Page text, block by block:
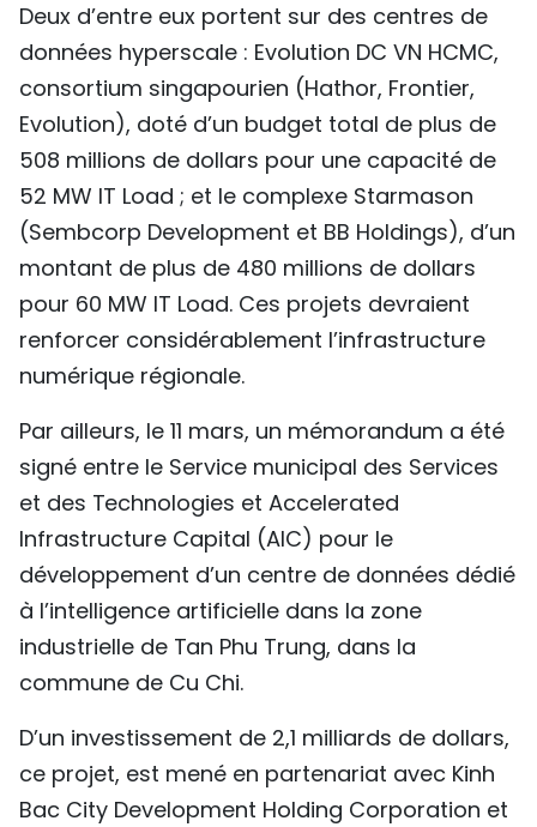
中文
РУССКИЙ
ESPAÑOL
Deux d’entre eux portent sur des centres de
données hyperscale : Evolution DC VN HCMC,
consortium singapourien (Hathor, Frontier,
Evolution), doté d’un budget total de plus de
508 millions de dollars pour une capacité de
52 MW IT Load ; et le complexe Starmason
(Sembcorp Development et BB Holdings), d’un
montant de plus de 480 millions de dollars
pour 60 MW IT Load. Ces projets devraient
renforcer considérablement l’infrastructure
numérique régionale.
Par ailleurs, le 11 mars, un mémorandum a été
signé entre le Service municipal des Services
et des Technologies et Accelerated
Infrastructure Capital (AIC) pour le
développement d’un centre de données dédié
à l’intelligence artificielle dans la zone
industrielle de Tan Phu Trung, dans la
commune de Cu Chi.
D’un investissement de 2,1 milliards de dollars,
ce projet, est mené en partenariat avec Kinh
Bac City Development Holding Corporation et